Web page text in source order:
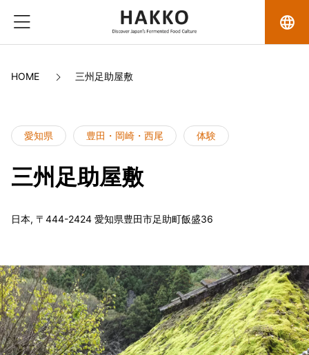
language
HOME 三州足助屋敷
愛知県 豊田・岡崎・西尾 体験
三州足助屋敷
日本, 〒444-2424 愛知県豊田市足助町飯盛36